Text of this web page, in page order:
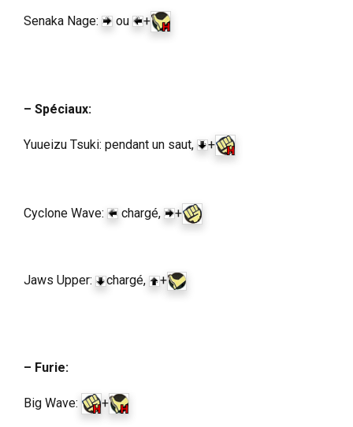
Senaka Nage: ou +
– Spéciaux:
Yuueizu Tsuki: pendant un saut, +
Cyclone Wave: chargé, +
Jaws Upper: chargé, +
– Furie:
Big Wave: +